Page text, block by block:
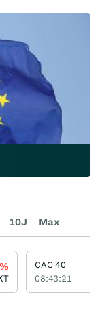
10J Max
%
CAC 40
08:43:21